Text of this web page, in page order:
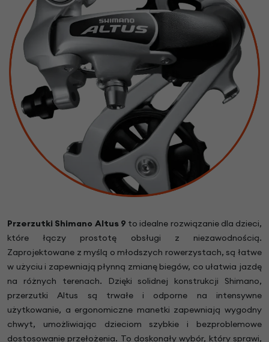
Przerzutki Shimano Altus 9 to idealne rozwiązanie dla dzieci,
które łączy prostotę obsługi z niezawodnością.
Zaprojektowane z myślą o młodszych rowerzystach, są łatwe
w użyciu i zapewniają płynną zmianę biegów, co ułatwia jazdę
na różnych terenach. Dzięki solidnej konstrukcji Shimano,
przerzutki Altus są trwałe i odporne na intensywne
użytkowanie, a ergonomiczne manetki zapewniają wygodny
chwyt, umożliwiając dzieciom szybkie i bezproblemowe
dostosowanie przełożenia. To doskonały wybór, który sprawi,